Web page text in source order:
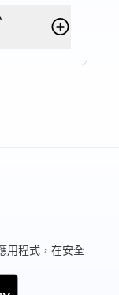
程
我
用程式，在安全